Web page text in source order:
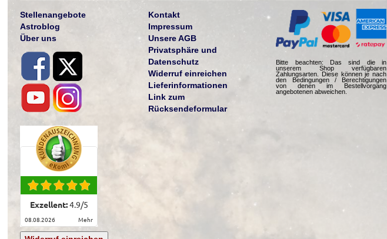
Stellenangebote
Astroblog
Über uns
Exzellent:4.9/5
08.08.2026 mehr
Kontakt
Impressum
Unsere AGB
Privatsphäre und
Datenschutz
Widerruf einreichen
Lieferinformationen
Link zum
Rücksendeformular
Bitte beachten: Das sind die in
unserem Shop verfügbaren
Zahlungsarten. Diese können je nach
den Bedingungen / Berechtigungen
von denen im Bestellvorgang
angebotenen abweichen.